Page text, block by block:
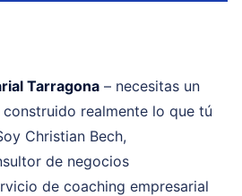
Tarragona – necesitas un
realmente lo que tú
Christian Bech,
de negocios
de coaching empresarial